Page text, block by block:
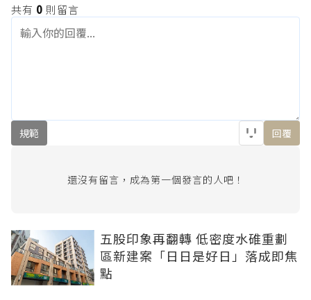
共有 0 則留言
規範 回覆
還沒有留言，成為第一個發言的人吧！
五股印象再翻轉 低密度水碓重劃
區新建案「日日是好日」落成即焦
點